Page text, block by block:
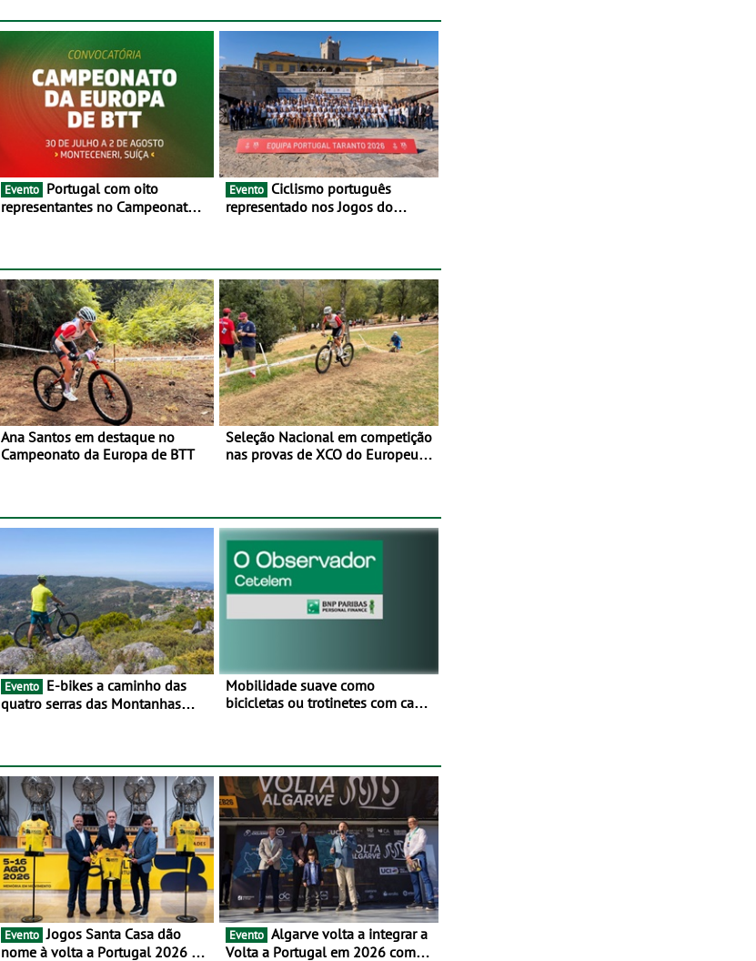
Evento
representantes no Campeonato
Evento
representado nos Jogos do
Ana Santos em destaque no
Campeonato da Europa de BTT
Seleção Nacional em competição
nas provas de XCO do Europeu
Evento
quatro serras das Montanhas
Mobilidade suave como
bicicletas ou trotinetes com cada
automóveis exclusivamente em
áreas urbanas
Evento Jogos Santa Casa dão
nome à volta a Portugal 2026 e
Evento
Volta a Portugal em 2026 com